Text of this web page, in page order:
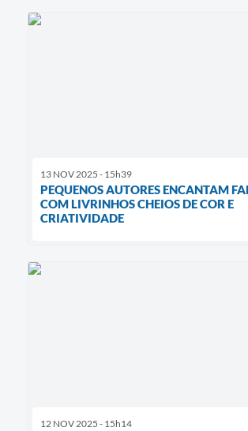
13 NOV 2025 - 15h39
PEQUENOS AUTORES ENCANTAM
COM LIVRINHOS CHEIOS DE COR E
CRIATIVIDADE
12 NOV 2025 - 15h14